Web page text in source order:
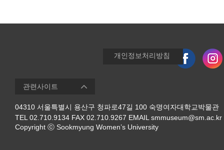
개인정보처리방침
04310 서울특별시 용산구 청파로47길 100 숙명여자대학교박물관
TEL 02.710.9134 FAX 02.710.9267 EMAIL smmuseum@sm.ac.kr
Copyright ⓒ Sookmyung Women’s University